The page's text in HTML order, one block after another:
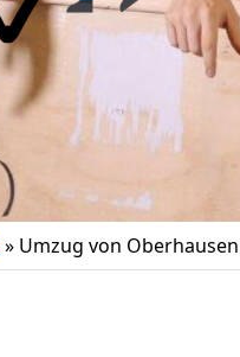
» Umzug von